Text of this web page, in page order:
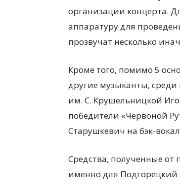
организации концерта.
аппаратуру для
прозвучат несколько
Кроме того, помимо 5
другие музыканты, среди
им. С. Крушельницкой
победители «Червоной
Старушкевич на бэк-
Средства, полученные от
именно для Подгорецкий